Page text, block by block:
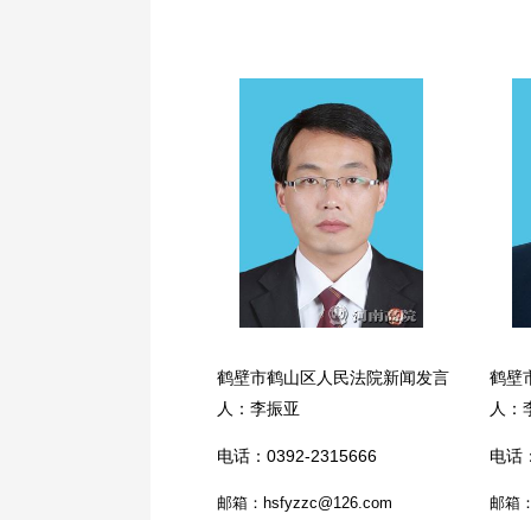
鹤壁市鹤山区人民法院新闻发言
人：李振亚
电话：0392-2315666
邮箱：hsfyzzc@126.com
鹤壁
人：
电话
邮箱